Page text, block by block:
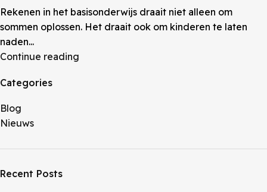
Rekenen in het basisonderwijs draait niet alleen om
sommen oplossen. Het draait ook om kinderen te laten
naden...
Continue reading
Categories
Blog
Nieuws
Recent Posts